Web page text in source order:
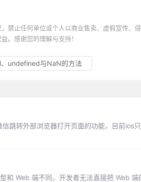
禁止任何单位或个人以商业售卖、虚假宣传、
。感谢您的理解与支持！
undefined与NaN的方法
跳转外部浏览器打开页面的功能，目前ios
Web 端不同，开发者无法直接把 Web 端